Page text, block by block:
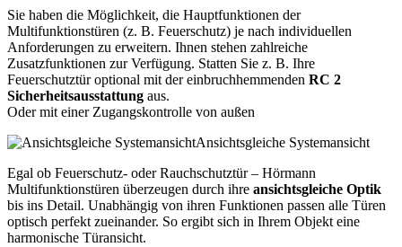
Sie haben die Möglichkeit, die Hauptfunktionen der
Multifunktionstüren (z. B. Feuerschutz) je nach individuellen
Anforderungen zu erweitern. Ihnen stehen zahlreiche
Zusatzfunktionen zur Verfügung. Statten Sie z. B. Ihre
Feuerschutztür optional mit der einbruchhemmenden RC 2
Sicherheitsausstattung aus.
Oder mit einer Zugangskontrolle von außen
Ansichtsgleiche Systemansicht
Egal ob Feuerschutz- oder Rauchschutztür – Hörmann
Multifunktionstüren überzeugen durch ihre ansichtsgleiche Optik
bis ins Detail. Unabhängig von ihren Funktionen passen alle Türen
optisch perfekt zueinander. So ergibt sich in Ihrem Objekt eine
harmonische Türansicht.